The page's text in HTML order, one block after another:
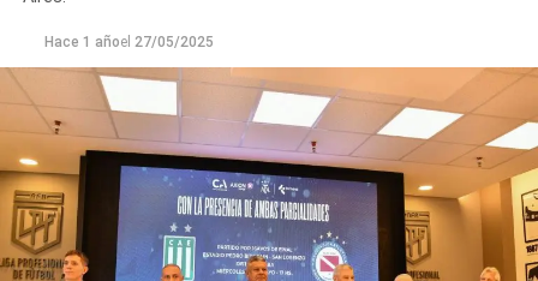
Hace 1 añoel 27/05/2025